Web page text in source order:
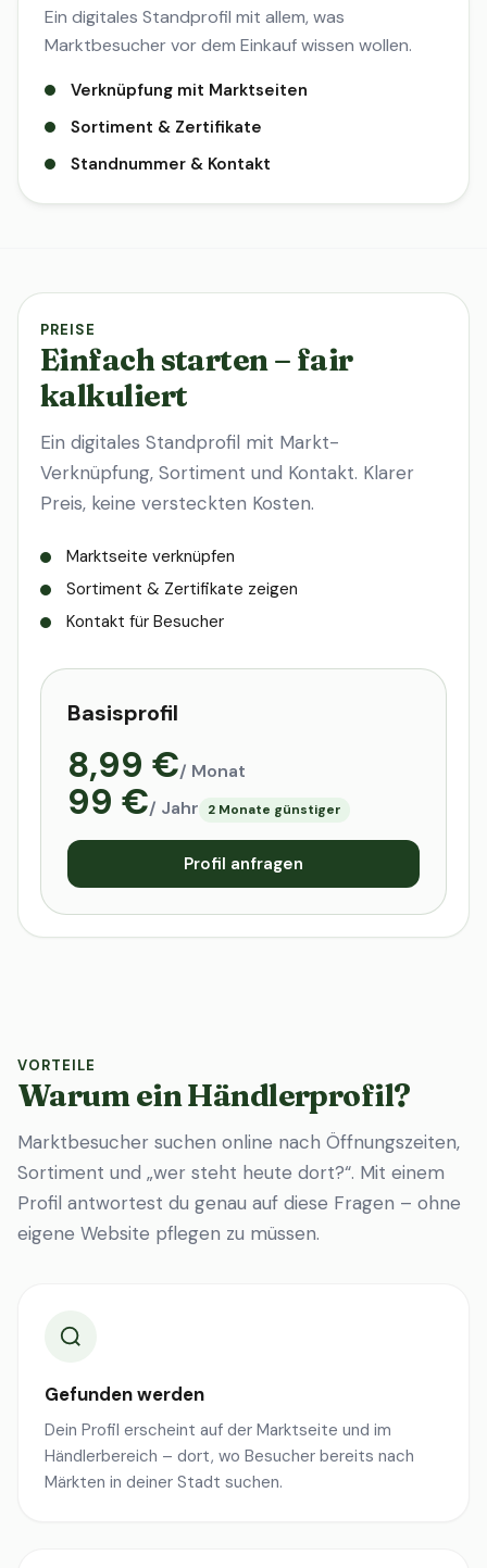
Ein digitales Standprofil mit allem, was
Marktbesucher vor dem Einkauf wissen wollen.
Verknüpfung mit Marktseiten
Sortiment & Zertifikate
Standnummer & Kontakt
PREISE
Einfach starten – fair
kalkuliert
Ein digitales Standprofil mit Markt-
Verknüpfung, Sortiment und Kontakt. Klarer
Preis, keine versteckten Kosten.
Marktseite verknüpfen
Sortiment & Zertifikate zeigen
Kontakt für Besucher
Basisprofil
8,99 €/ Monat
99 €/ Jahr 2 Monate günstiger
Profil anfragen
VORTEILE
Warum ein Händlerprofil?
Marktbesucher suchen online nach Öffnungszeiten,
Sortiment und „wer steht heute dort?“. Mit einem
Profil antwortest du genau auf diese Fragen – ohne
eigene Website pflegen zu müssen.
Gefunden werden
Dein Profil erscheint auf der Marktseite und im
Händlerbereich – dort, wo Besucher bereits nach
Märkten in deiner Stadt suchen.